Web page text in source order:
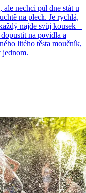
nechci půl dne stát u
na plech. Je rychlá,
najde svůj kousek –
na povidla a
litého těsta moučník,
jednom.